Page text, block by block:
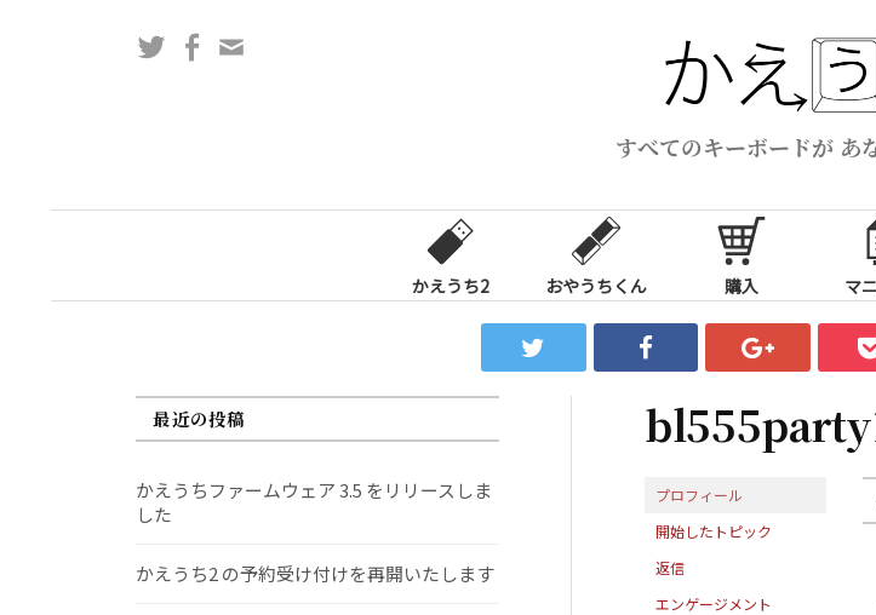
ス
すべてのキーボードが あ
TwitterFacebook
かえうち2 おやうちくん 購入 マ
プロフィール
開始したトピック
返信
エンゲージメント
最近の投稿
かえうちファームウェア 3.5 をリリースしま
した
かえうち2 の予約受け付けを再開いたします